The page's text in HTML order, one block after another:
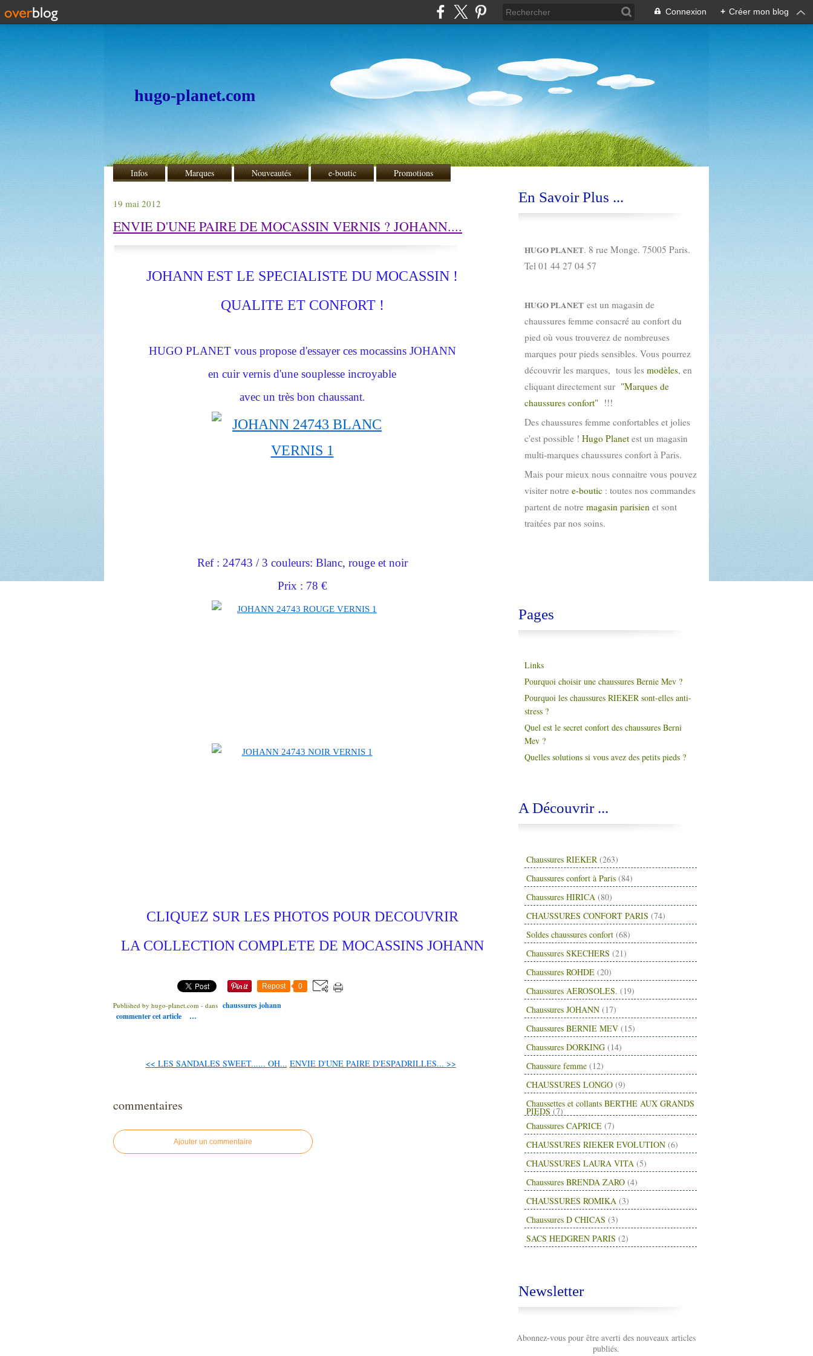
Connexion + Créer mon blog
hugo-planet.com
Infos Marques Nouveautés e-boutic Promotions
19 mai 2012
ENVIE D'UNE PAIRE DE MOCASSIN VERNIS ? JOHANN....
JOHANN EST LE SPECIALISTE DU MOCASSIN !
QUALITE ET CONFORT !
HUGO PLANET vous propose d'essayer ces mocassins JOHANN
en cuir vernis d'une souplesse incroyable
avec un très bon chaussant.
Ref : 24743 / 3 couleurs: Blanc, rouge et noir
Prix : 78 €
CLIQUEZ SUR LES PHOTOS POUR DECOUVRIR
LA COLLECTION COMPLETE DE MOCASSINS JOHANN
Repost 0
Published by hugo-planet.com - dans chaussures johann
commenter cet article
…
<< LES SANDALES SWEET...... OH... ENVIE D'UNE PAIRE D'ESPADRILLES... >>
commentaires
Ajouter un commentaire
En Savoir Plus ...
HUGO PLANET. 8 rue Monge. 75005 Paris.
Tel 01 44 27 04 57
HUGO PLANET est un magasin de
chaussures femme consacré au confort du
pied où vous trouverez de nombreuses
marques pour pieds sensibles. Vous pourrez
découvrir les marques, tous les modèles, en
cliquant directement sur "Marques de
chaussures confort" !!!
Des chaussures femme confortables et jolies
c'est possible ! Hugo Planet est un magasin
multi-marques chaussures confort à Paris.
Mais pour mieux nous connaitre vous pouvez
visiter notre e-boutic : toutes nos commandes
partent de notre magasin parisien et sont
traitées par nos soins.
Pages
Links
Pourquoi choisir une chaussures Bernie Mev ?
Pourquoi les chaussures RIEKER sont-elles anti-
stress ?
Quel est le secret confort des chaussures Berni
Mev ?
Quelles solutions si vous avez des petits pieds ?
A Découvrir ...
Chaussures RIEKER (263)
Chaussures confort à Paris (84)
Chaussures HIRICA (80)
CHAUSSURES CONFORT PARIS (74)
Soldes chaussures confort (68)
Chaussures SKECHERS (21)
Chaussures ROHDE (20)
Chaussures AEROSOLES. (19)
Chaussures JOHANN (17)
Chaussures BERNIE MEV (15)
Chaussures DORKING (14)
Chaussure femme (12)
CHAUSSURES LONGO (9)
Chaussettes et collants BERTHE AUX GRANDS
PIEDS (7)
Chaussures CAPRICE (7)
CHAUSSURES RIEKER EVOLUTION (6)
CHAUSSURES LAURA VITA (5)
Chaussures BRENDA ZARO (4)
CHAUSSURES ROMIKA (3)
Chaussures D CHICAS (3)
SACS HEDGREN PARIS (2)
Newsletter
Abonnez-vous pour être averti des nouveaux articles
publiés.